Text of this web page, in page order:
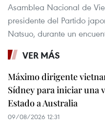
Asamblea Nacional de
presidente del Partido
Natsuo, durante un
VER MÁS
Máximo dirigente
Sídney para iniciar una
Estado a Australia
09/08/2026 12:31